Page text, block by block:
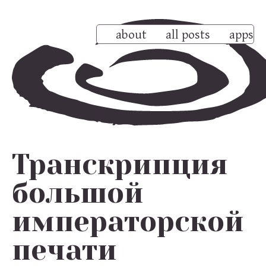
about all posts apps
Транскрипция
большой
императорской
печати